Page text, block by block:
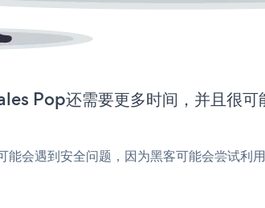
Pop还需要更多时间，并且很可
能会遇到安全问题，因为黑客可能会尝试利